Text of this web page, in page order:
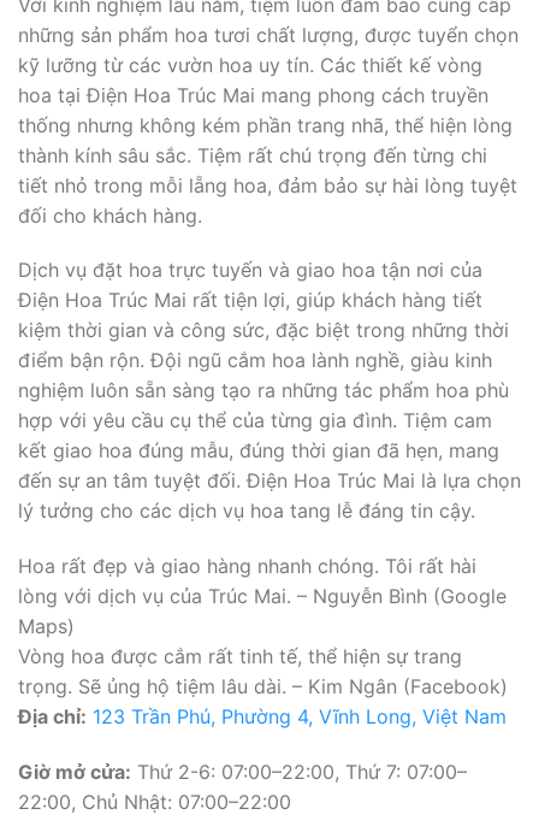
những sản phẩm hoa tươi chất lượng, được tuyển chọn
kỹ lưỡng từ các vườn hoa uy tín. Các thiết kế vòng
hoa tại Điện Hoa Trúc Mai mang phong cách truyền
thống nhưng không kém phần trang nhã, thể hiện lòng
thành kính sâu sắc. Tiệm rất chú trọng đến từng chi
tiết nhỏ trong mỗi lẵng hoa, đảm bảo sự hài lòng tuyệt
đối cho khách hàng.
Dịch vụ đặt hoa trực tuyến và giao hoa tận nơi của
Điện Hoa Trúc Mai rất tiện lợi, giúp khách hàng tiết
kiệm thời gian và công sức, đặc biệt trong những thời
điểm bận rộn. Đội ngũ cắm hoa lành nghề, giàu kinh
nghiệm luôn sẵn sàng tạo ra những tác phẩm hoa phù
hợp với yêu cầu cụ thể của từng gia đình. Tiệm cam
kết giao hoa đúng mẫu, đúng thời gian đã hẹn, mang
đến sự an tâm tuyệt đối. Điện Hoa Trúc Mai là lựa chọn
lý tưởng cho các dịch vụ hoa tang lễ đáng tin cậy.
Hoa rất đẹp và giao hàng nhanh chóng. Tôi rất hài
lòng với dịch vụ của Trúc Mai. – Nguyễn Bình (Google
Maps)
Vòng hoa được cắm rất tinh tế, thể hiện sự trang
trọng. Sẽ ủng hộ tiệm lâu dài. – Kim Ngân (Facebook)
Địa chỉ: 123 Trần Phú, Phường 4, Vĩnh Long, Việt Nam
Giờ mở cửa: Thứ 2-6: 07:00–22:00, Thứ 7: 07:00–
22:00, Chủ Nhật: 07:00–22:00